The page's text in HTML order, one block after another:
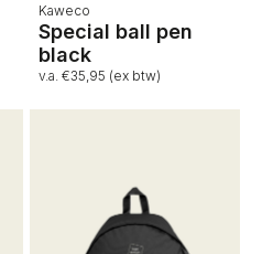
Kaweco
Special ball pen
black
v.a. €35,95 (ex btw)